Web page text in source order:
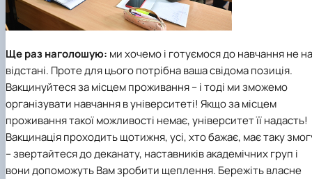
Ще раз наголошую: ми хочемо і готуємося до навчання не на
відстані. Проте для цього потрібна ваша свідома позиція.
Вакцинуйтеся за місцем проживання – і тоді ми зможемо
організувати навчання в університеті! Якщо за місцем
проживання такої можливості немає, університет її надасть!
Вакцинація проходить щотижня, усі, хто бажає, має таку
– звертайтеся до деканату, наставників академічних груп і
вони допоможуть Вам зробити щеплення. Бережіть власне